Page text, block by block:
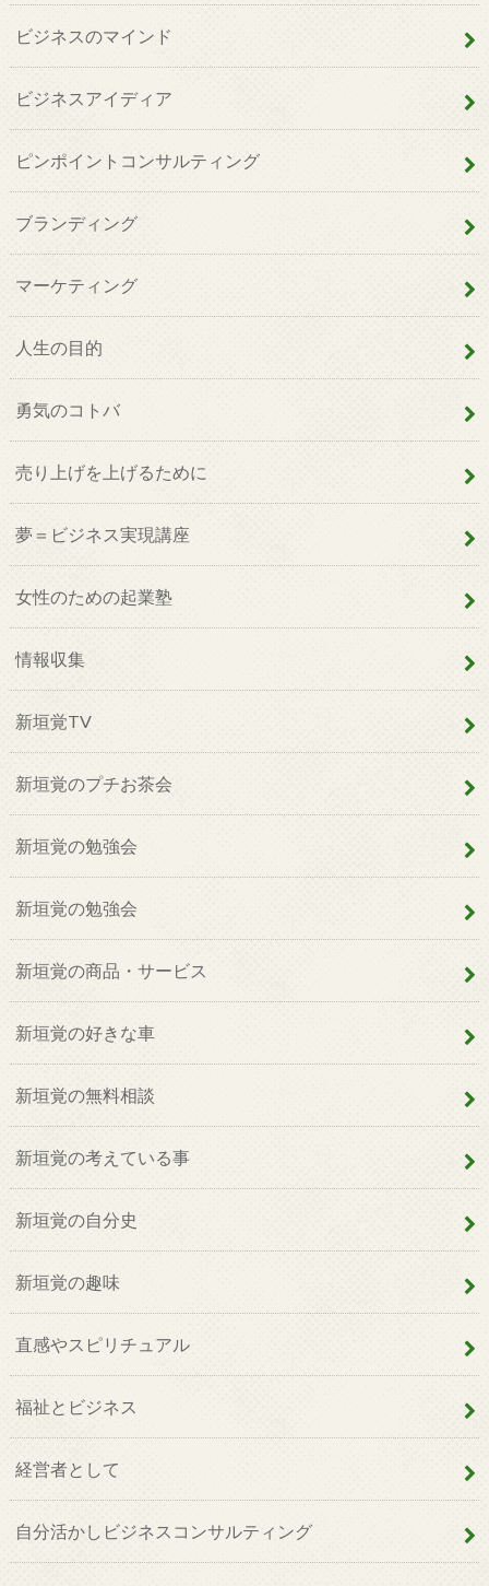
ビジネスのマインド
ビジネスアイディア
ピンポイントコンサルティング
ブランディング
マーケティング
人生の目的
勇気のコトバ
売り上げを上げるために
夢＝ビジネス実現講座
女性のための起業塾
情報収集
新垣覚TV
新垣覚のプチお茶会
新垣覚の勉強会
新垣覚の勉強会
新垣覚の商品・サービス
新垣覚の好きな車
新垣覚の無料相談
新垣覚の考えている事
新垣覚の自分史
新垣覚の趣味
直感やスピリチュアル
福祉とビジネス
経営者として
自分活かしビジネスコンサルティング